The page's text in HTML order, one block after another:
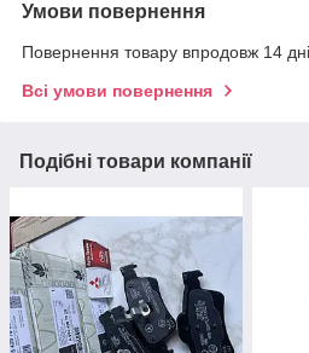
Умови повернення
Повернення товару впродовж 14
Всі умови повернення
Подібні товари компанії